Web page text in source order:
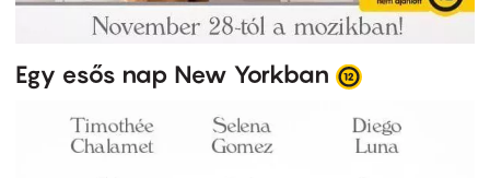
Egy esős nap New Yorkban